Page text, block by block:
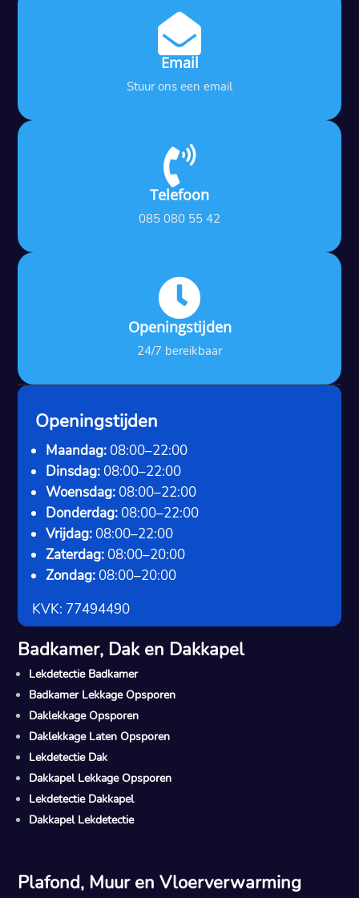

Email
Stuur ons een email

Telefoon
085 080 55 42

Openingstijden
24/7 bereikbaar
Openingstijden
Maandag: 08:00–22:00
Dinsdag: 08:00–22:00
Woensdag: 08:00–22:00
Donderdag: 08:00–22:00
Vrijdag: 08:00–22:00
Zaterdag: 08:00–20:00
Zondag: 08:00–20:00
KVK: 77494490
Badkamer, Dak en Dakkapel
Lekdetectie Badkamer
Badkamer Lekkage Opsporen
Daklekkage Opsporen
Daklekkage Laten Opsporen
Lekdetectie Dak
Dakkapel Lekkage Opsporen
Lekdetectie Dakkapel
Dakkapel Lekdetectie
Plafond, Muur en Vloerverwarming